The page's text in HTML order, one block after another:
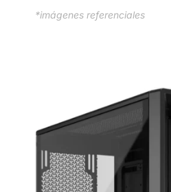
*imágenes referenciales